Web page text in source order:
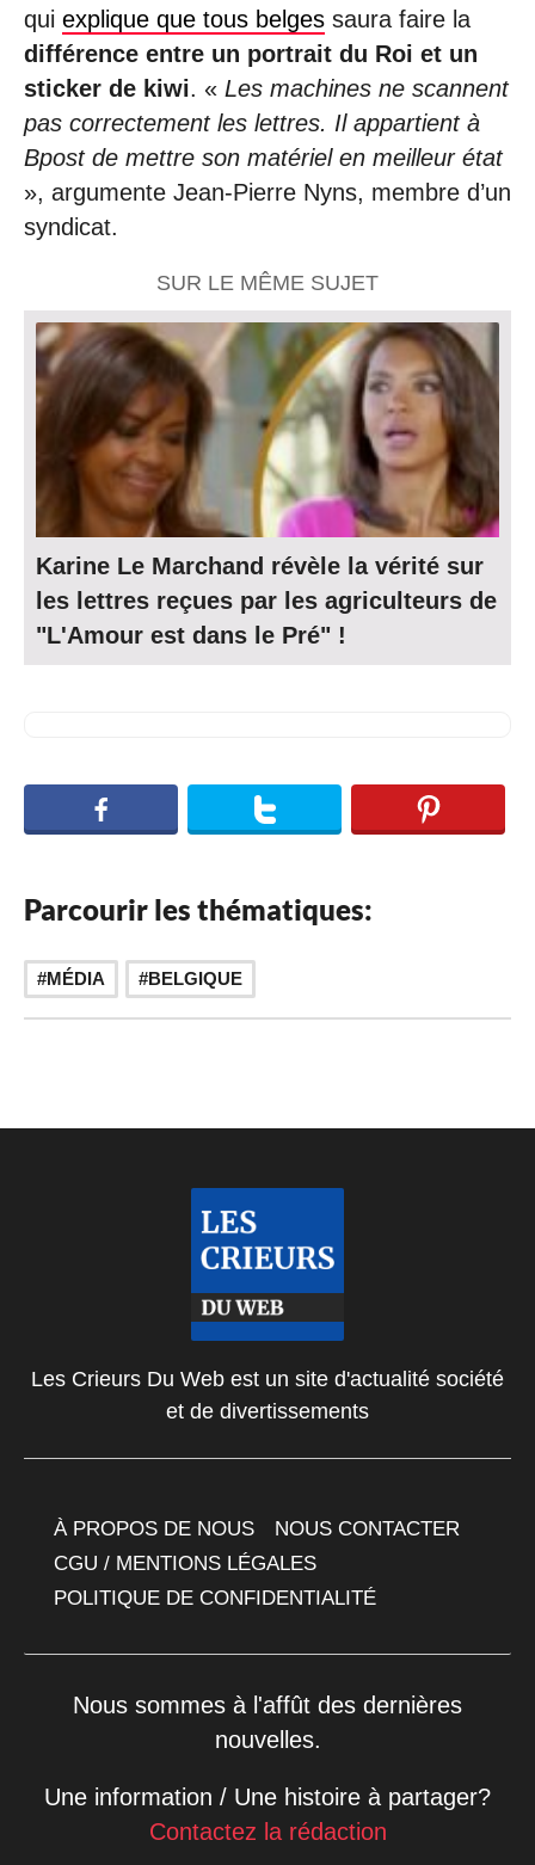
qui explique que tous belges saura faire la
différence entre un portrait du Roi et un
sticker de kiwi. « Les machines ne scannent
pas correctement les lettres. Il appartient à
Bpost de mettre son matériel en meilleur état
», argumente Jean-Pierre Nyns, membre d’un
syndicat.
SUR LE MÊME SUJET
Karine Le Marchand révèle la vérité sur
les lettres reçues par les agriculteurs de
"L'Amour est dans le Pré" !
Parcourir les thématiques:
MÉDIA BELGIQUE
Les Crieurs Du Web est un site d'actualité société
et de divertissements
À PROPOS DE NOUS
NOUS CONTACTER
CGU / MENTIONS LÉGALES
POLITIQUE DE CONFIDENTIALITÉ
Nous sommes à l'affût des dernières
nouvelles.
Une information / Une histoire à partager?
Contactez la rédaction